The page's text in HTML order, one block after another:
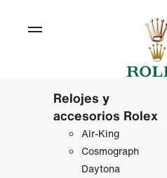
Relojes y
accesorios Rolex
Air‑King
Cosmograph
Daytona